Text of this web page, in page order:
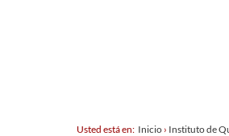
Usted está en: Inicio› Instituto de